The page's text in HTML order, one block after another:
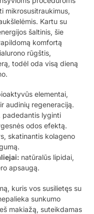
mikrosusitraukimus,
Kartu su
šaltinis, šie
komfortą
rūgštis,
todėl oda visą dieną
elementai,
audinių regeneraciją.
padedantis lyginti
odos efektą.
skatinantis kolageno
natūralūs lipidai,
apsaugą.
kuris vos susilietęs su
sunkumo
makiažą, suteikdamas